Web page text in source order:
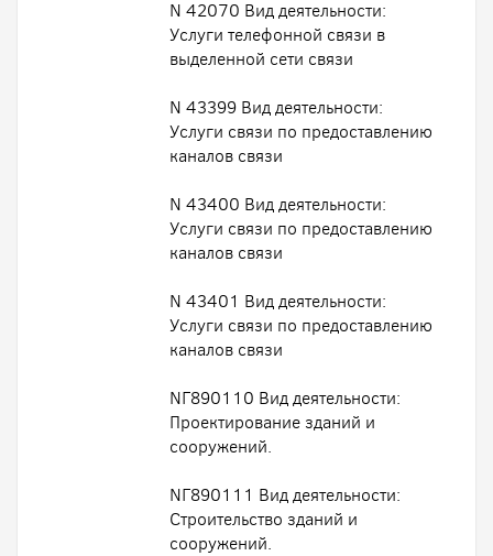
N 42070 Вид деятельности:
Услуги телефонной связи в
выделенной сети связи
N 43399 Вид деятельности:
Услуги связи по предоставлению
каналов связи
N 43400 Вид деятельности:
Услуги связи по предоставлению
каналов связи
N 43401 Вид деятельности:
Услуги связи по предоставлению
каналов связи
NГ890110 Вид деятельности:
Проектирование зданий и
сооружений.
NГ890111 Вид деятельности:
Строительство зданий и
сооружений.